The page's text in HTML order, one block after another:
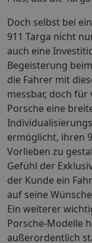
Doch selbst bei
911 Targa nicht
auch eine
Begeisterung
die Fahrer mit
messbar, doch
Porsche eine
ermöglicht, ihren
Vorlieben zu
Gefühl der
der Kunde ein
auf seine
Ein weiterer
Porsche-Modelle
außerordentlich